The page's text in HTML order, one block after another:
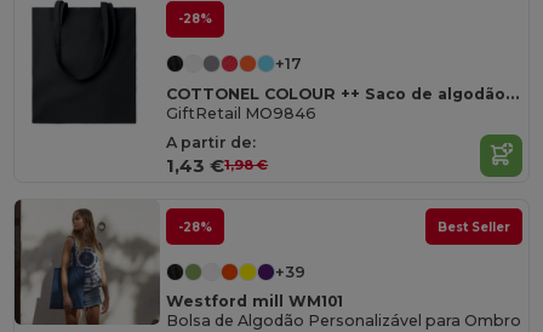
-28%
+17
COTTONEL COLOUR ++ Saco de algodão 180gr/m2 MO9846-
GiftRetail MO9846
A partir de:
1,43 €1,98 €
-28% Best Seller
+39
Westford mill WM101
Bolsa de Algodão Personalizável para Ombro